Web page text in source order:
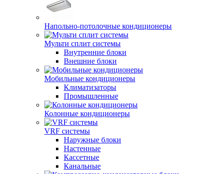
Напольно-потолочные кондиционеры
Мульти сплит системы
Внутренние блоки
Внешние блоки
Мобильные кондиционеры
Климатизаторы
Промышленные
Колонные кондиционеры
VRF системы
Наружные блоки
Настенные
Кассетные
Канальные